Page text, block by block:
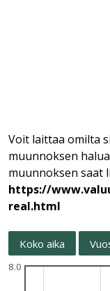
Voit laittaa omilta
muunnoksen
muunnoksen saat
https://
real.html
Koko aika
8.0